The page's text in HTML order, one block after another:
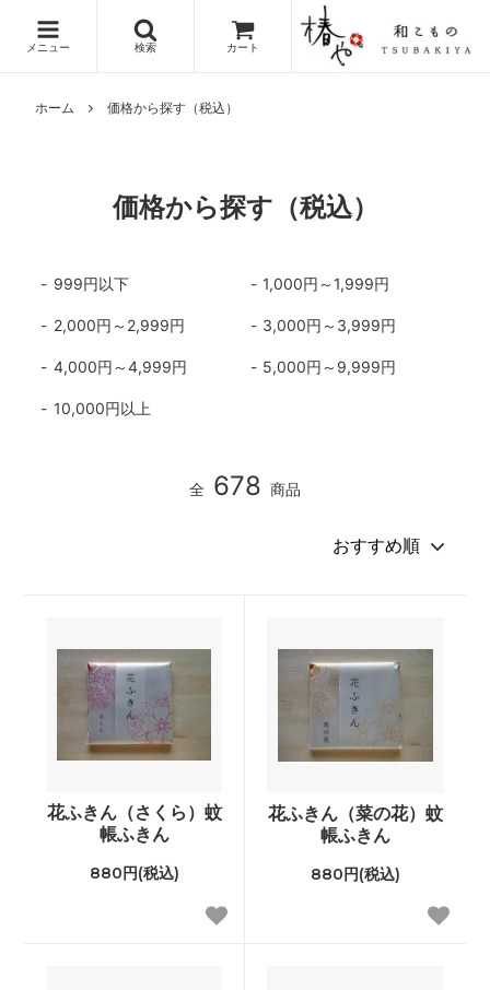
メニュー 検索 カート
ホーム 価格から探す（税込）
価格から探す（税込）
999円以下 1,000円～1,999円
2,000円～2,999円 3,000円～3,999円
4,000円～4,999円 5,000円～9,999円
10,000円以上
全 678 商品
花ふきん（さくら）蚊
帳ふきん
880円(税込)
花ふきん（菜の花）蚊
帳ふきん
880円(税込)